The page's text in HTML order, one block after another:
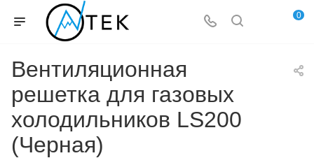
0
Вентиляционная
решетка для газовых
холодильников LS200
(Черная)